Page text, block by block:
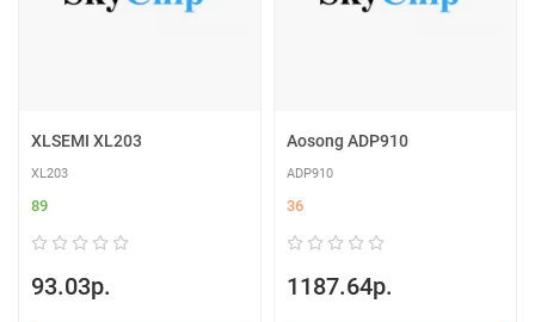
XLSEMI XL203
XL203
89
93.03р.
Aosong ADP910
ADP910
36
1187.64р.